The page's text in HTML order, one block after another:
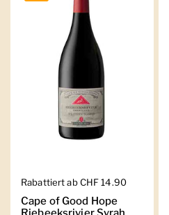
Regulärer Preis
Rabattiert ab CHF 14.90
Cape of Good Hope